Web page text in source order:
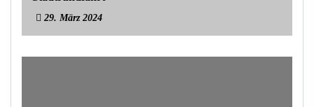
29. März 2024